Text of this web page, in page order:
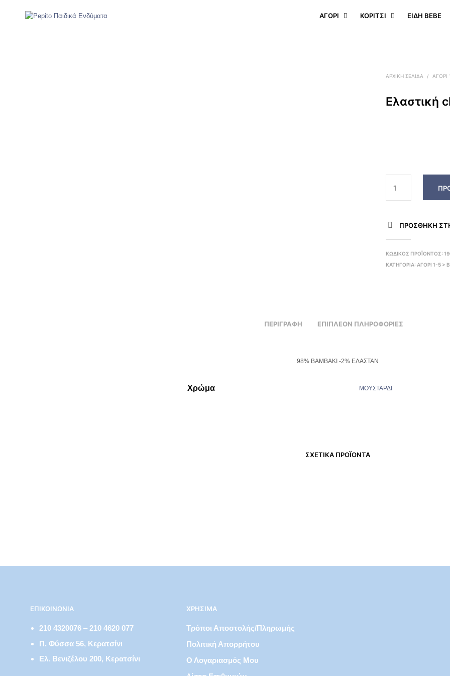
ΑΓΟΡΙ ΚΟΡΙΤΣΙ ΕΊΔΗ BEBE
ΑΡΧΙΚΉ ΣΕΛΊΔΑ /
Ελαστική
ΠΡΌΣΘΉΚΗ
ΚΩΔΙΚΌΣ ΠΡΟΪΌΝΤΟΣ:
ΚΑΤΗΓΟΡΊΑ: ΑΓΟΡΙ 1-5 >
ΠΕΡΙΓΡΑΦΉ ΕΠΙΠΛΈΟΝ ΠΛΗΡΟΦΟΡΊΕΣ
98% ΒΑΜΒΑΚΙ -2% ΕΛΑΣΤΑΝ
Χρώμα ΜΟΥΣΤΑΡΔΙ
ΣΧΕΤΙΚΆ ΠΡΟΪΌΝΤΑ
ΕΠΙΚΟΙΝΩΝΊΑ
210 4320076– 210 4620 077
Π. Φύσσα 56, Κερατσίνι
Ελ. Βενιζέλου 200, Κερατσίνι
ΧΡΉΣΙΜΑ
Τρόποι Αποστολής/πληρωμής
Πολιτική Απορρήτου
Ο Λογαριασμός Μου